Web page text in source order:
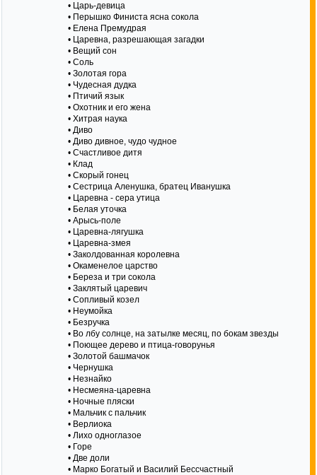
• Царь-девица
• Перышко Финиста ясна сокола
• Елена Премудрая
• Царевна, разрешающая загадки
• Вещий сон
• Соль
• Золотая гора
• Чудесная дудка
• Птичий язык
• Охотник и его жена
• Хитрая наука
• Диво
• Диво дивное, чудо чудное
• Счастливое дитя
• Клад
• Скорый гонец
• Сестрица Аленушка, братец Иванушка
• Царевна - сера утица
• Белая уточка
• Арысь-поле
• Царевна-лягушка
• Царевна-змея
• Заколдованная королевна
• Окаменелое царство
• Береза и три сокола
• Заклятый царевич
• Сопливый козел
• Неумойка
• Безручка
• Во лбу солнце, на затылке месяц, по бокам звезды
• Поющее дерево и птица-говорунья
• Золотой башмачок
• Чернушка
• Незнайко
• Несмеяна-царевна
• Ночные пляски
• Мальчик с пальчик
• Верлиока
• Лихо одноглазое
• Горе
• Две доли
• Марко Богатый и Василий Бессчастный